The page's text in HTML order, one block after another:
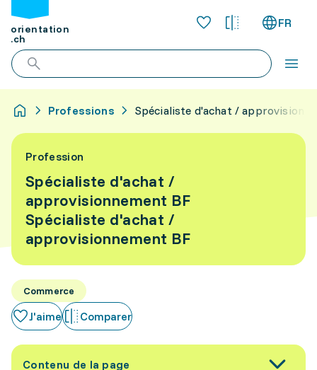
orientation
.ch
FR
Professions Spécialiste d'achat /
Profession
Spécialiste d'achat /
approvisionnement BF
Spécialiste d'achat /
approvisionnement BF
Commerce
J'aime Comparer
Contenu de la page